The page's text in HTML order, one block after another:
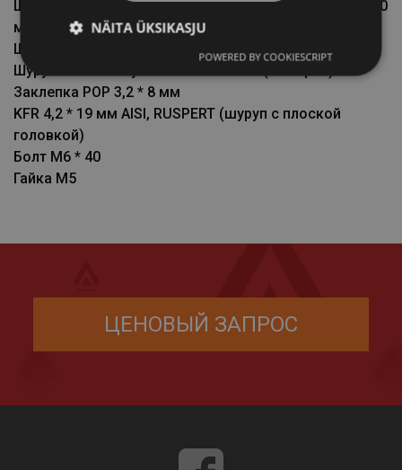
Шуруп для соединения металлических листов 4,8 * 20
мм RUSPERT (шуруп для перекрытий, саморез)
Шуруп 5,5 * 50 мм RUSPERT
Шуруп по металлу SD 3-12 RUSPERT (саморез)
Заклепка POP 3,2 * 8 мм
KFR 4,2 * 19 мм AISI, RUSPERT (шуруп с плоской
головкой)
Болт M6 * 40
Гайка M5
ЦЕНОВЫЙ ЗАПРОС
NÄITA ÜKSIKASJU
POWERED BY COOKIESCRIPT